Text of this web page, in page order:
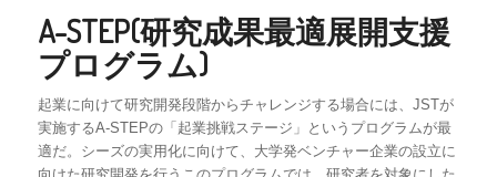
A-STEP(研究成果最適展開支援
プログラム)
起業に向けて研究開発段階からチャレンジする場合には、JSTが
実施するA-STEPの「起業挑戦ステージ」というプログラムが最
適だ。シーズの実用化に向けて、大学発ベンチャー企業の設立に